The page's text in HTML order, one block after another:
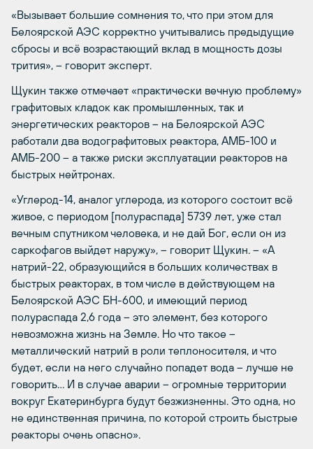
«Вызывает большие сомнения то, что при этом для
Белоярской АЭС корректно учитывались предыдущие
сбросы и всё возрастающий вклад в мощность дозы
трития», – говорит эксперт.
Щукин также отмечает «практически вечную проблему»
графитовых кладок как промышленных, так и
энергетических реакторов – на Белоярской АЭС
работали два водографитовых реактора, АМБ-100 и
АМБ-200 – а также риски эксплуатации реакторов на
быстрых нейтронах.
«Углерод-14, аналог углерода, из которого состоит всё
живое, с периодом [полураспада] 5739 лет, уже стал
вечным спутником человека, и не дай Бог, если он из
саркофагов выйдет наружу», – говорит Щукин. – «А
натрий-22, образующийся в больших количествах в
быстрых реакторах, в том числе в действующем на
Белоярской АЭС БН-600, и имеющий период
полураспада 2,6 года – это элемент, без которого
невозможна жизнь на Земле. Но что такое –
металлический натрий в роли теплоносителя, и что
будет, если на него случайно попадет вода – лучше не
говорить… И в случае аварии – огромные территории
вокруг Екатеринбурга будут безжизненны. Это одна, но
не единственная причина, по которой строить быстрые
реакторы очень опасно».